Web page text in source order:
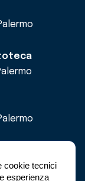
cookie tecnici
esperienza